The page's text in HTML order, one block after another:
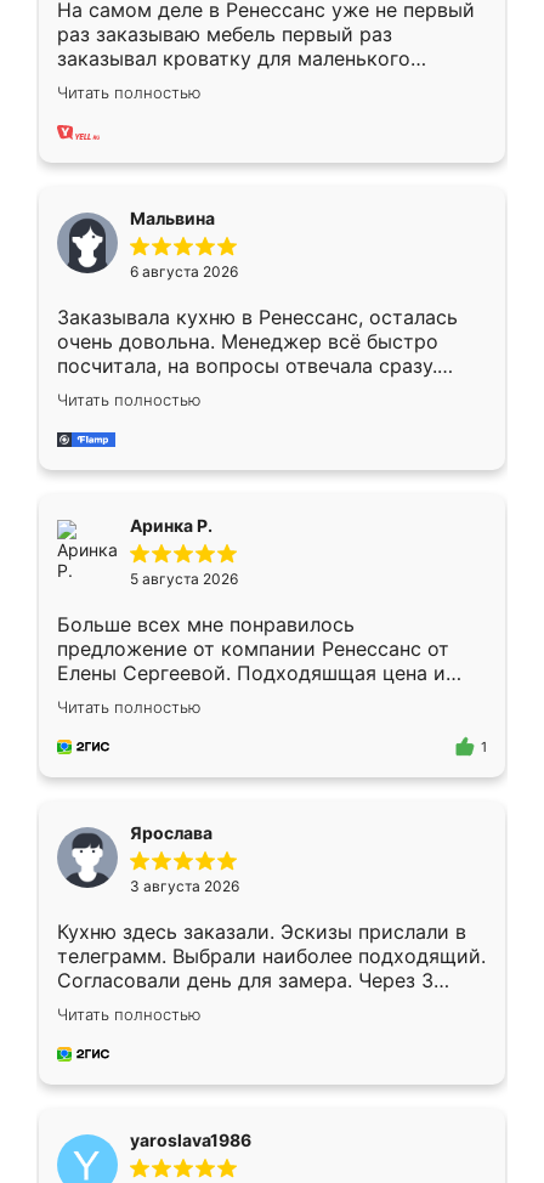
На самом деле в Ренессанс уже не первый
раз заказываю мебель первый раз
заказывал кроватку для маленького
ребёнка при его рождении ,во второй раз
заказал шкаф-купе. По качеству очень
хорошее сборка достаточно быстрая,
меньше, здесь же он более разнообразный.
Мне нравится ,если что-то потребуется из
мебели буду заказывать только здесь.
Читать полностью
Мальвина
6 августа 2026
Заказывала кухню в Ренессанс, осталась
очень довольна. Менеджер всё быстро
посчитала, на вопросы отвечала сразу.
Замерщик приехал в субботу, подошёл к
делу со всей ответственностью. Собрали
за день, ребята работали аккуратно, даже
Читать полностью
Аринка Р.
5 августа 2026
Больше всех мне понравилось
предложение от компании Ренессанс от
Елены Сергеевой. Подходяшщая цена и
короткие сроки изготовления. Приехавший
для замера сотрудник Владислав
предложил по моему эскизу самый
Читать полностью
1
Ярослава
3 августа 2026
Кухню здесь заказали. Эскизы прислали в
телеграмм. Выбрали наиболее подходящий.
Согласовали день для замера. Через 3
недели кухня была уже готова. Остались
довольны работой. Спасибо Ренессанс
мебель за качественную работу!
Читать полностью
yaroslava1986